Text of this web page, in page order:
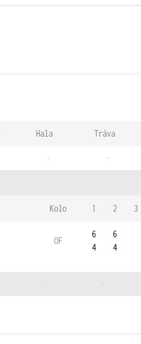
Hala Tráva
- -
Kolo 1 2 3
OF
6
4
6
4
- -